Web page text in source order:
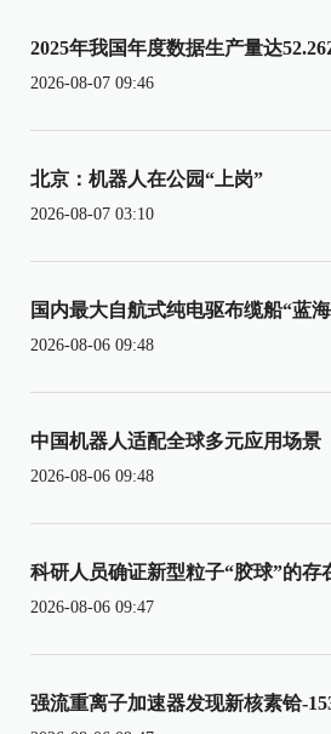
2025年我国年度数据生产量达
2026-08-07 09:46
北京：机器人在公园“上岗”
2026-08-07 03:10
国内最大自航式纯电驱布缆船“蓝
2026-08-06 09:48
中国机器人适配全球多元应用场景
2026-08-06 09:48
科研人员确证新型粒子“胶球”的存
2026-08-06 09:47
强流重离子加速器发现新核素铪-